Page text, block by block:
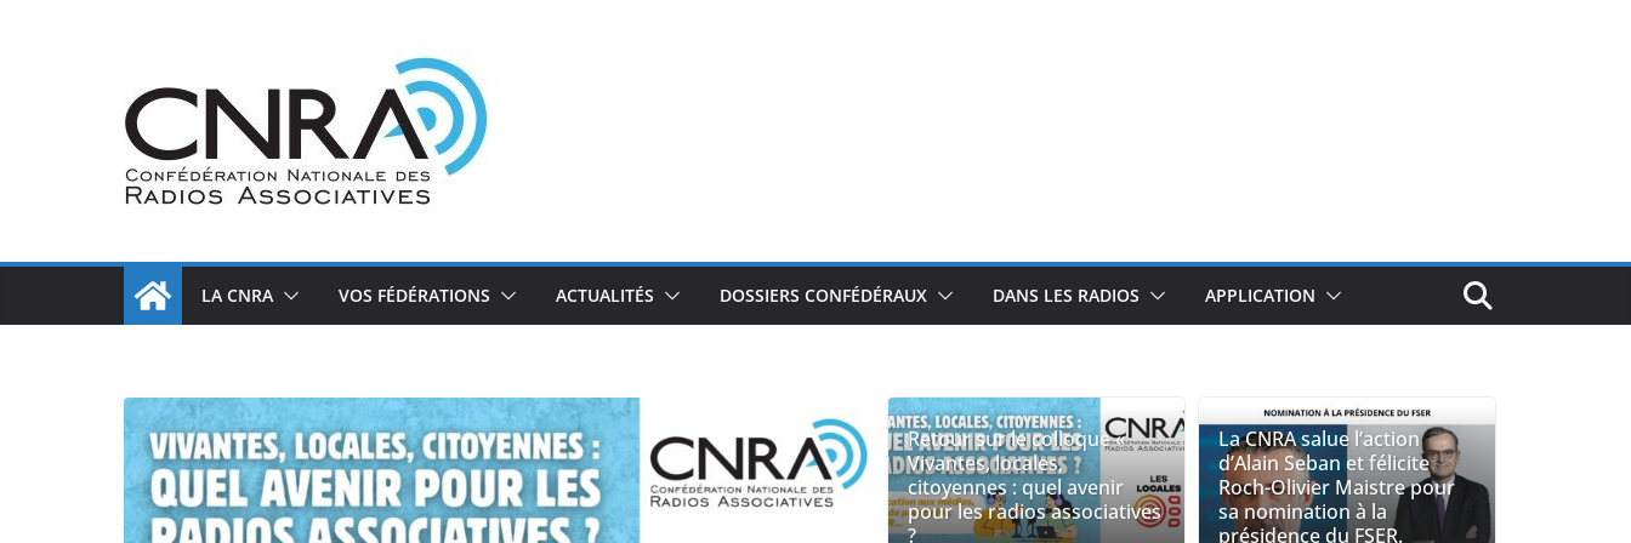
LA CNRA VOS FÉDÉRATIONS ACTUALITÉS DOSSIERS CONFÉDÉRAUX DANS LES RADIOS APPLICATION
Retour sur le colloque «
Vivantes, locales,
citoyennes : quel avenir
pour les radios associatives
?
La CNRA salue l’action
d’Alain Seban et félicite
Roch-Olivier Maistre pour
sa nomination à la
présidence du FSER.